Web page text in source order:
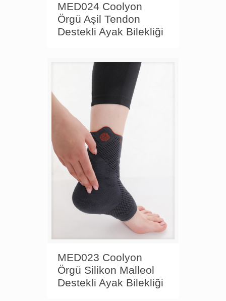
MED024 Coolyon
Örgü Aşil Tendon
Destekli Ayak Bilekliği
MED023 Coolyon
Örgü Silikon Malleol
Destekli Ayak Bilekliği